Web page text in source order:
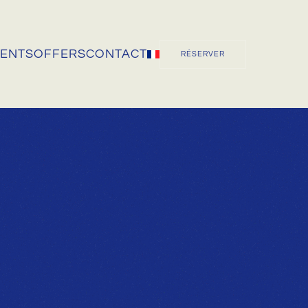
OFFERSCONTACT RÉSERVER